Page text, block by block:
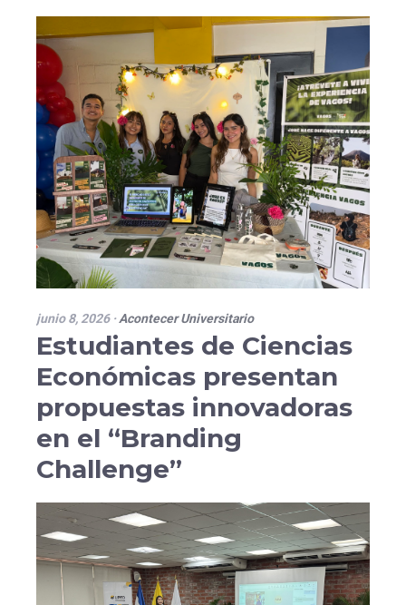
junio 8, 2026·Acontecer Universitario
Estudiantes de Ciencias
Económicas presentan
propuestas innovadoras
en el “Branding
Challenge”